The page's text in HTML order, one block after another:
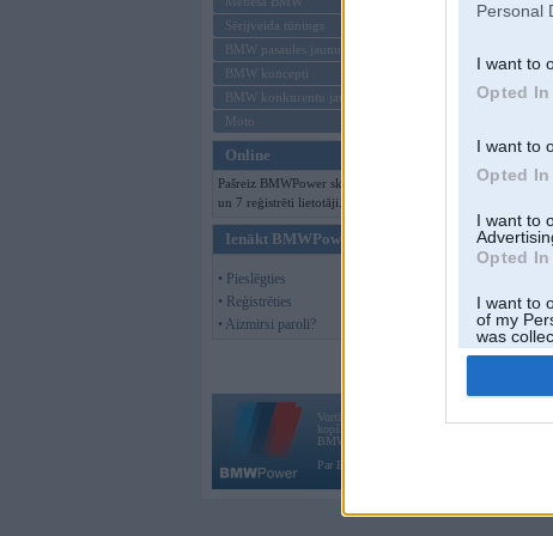
Personal
I want to
Opted In
I want to
Opted In
I want to
Opted In
I want to
of my
was
Opted
Sērijveida tūnings
BMW pasaules jaunumi
BMW koncepti
BMW konkurentu jaunumi
Moto
Online
Pašreiz BMWPower skatās 94 viesi
un 7 reģistrēti lietotāji.
Ienākt BMWPower
• Pieslēgties
• Reģistrēties
• Aizmirsi paroli?
Offline
Vortāls BMWPower.lv darbojas
kopš 2002. gada 14. maija. Tas nav auto klubs
BMW AG.
Par BMWPower